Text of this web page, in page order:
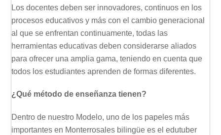
Los docentes deben ser innovadores, continuos en los
procesos educativos y más con el cambio generacional
al que se enfrentan continuamente, todas las
herramientas educativas deben considerarse aliados
para ofrecer una amplia gama, teniendo en cuenta que
todos los estudiantes aprenden de formas diferentes.
¿Qué método de enseñanza tienen?
Dentro de nuestro Modelo, uno de los papeles más
importantes en Monterrosales bilingüe es el edutuber